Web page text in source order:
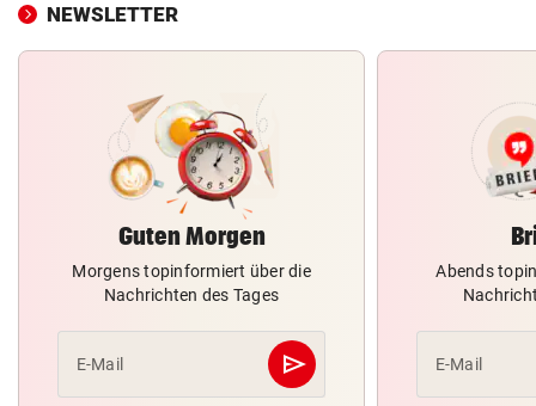
NEWSLETTER
Guten Morgen
Morgens topinformiert über die
Nachrichten des Tages
E-Mail send
Abschicken
Abends
E-Mail